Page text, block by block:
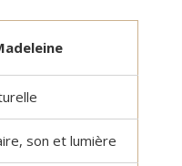
son et lumière